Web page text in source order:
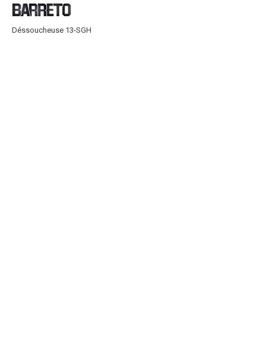
Déssoucheuse 13-SGH